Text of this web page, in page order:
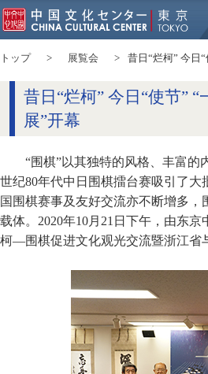
トップ 展覧会 昔日“烂柯” 今日
昔日“烂柯” 今日“使节”
展”开幕
“围棋”以其独特的风格、丰富
世纪80年代中日围棋擂台赛吸引了
国围棋赛事及友好交流亦不断增多
载体。2020年10月21日下午，由东
柯—围棋促进文化观光交流暨浙江省